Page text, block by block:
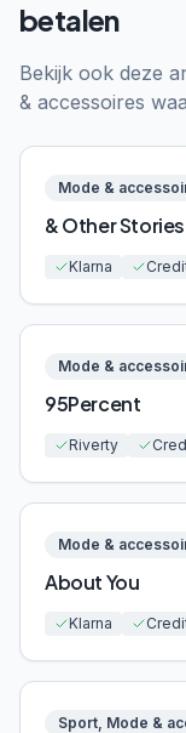
betalen
Bekijk ook deze
& accessoires
Mode &
& Other Stories
Klarna
Mode &
95Percent
Riverty
Mode &
About You
Klarna
Sport, Mode &